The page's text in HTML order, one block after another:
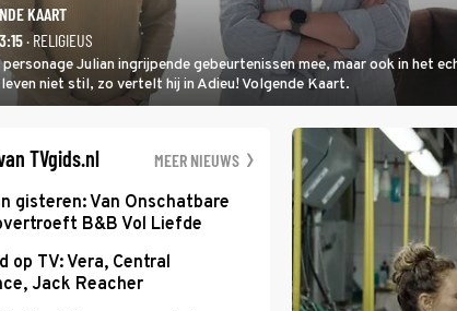
KAART
· RELIGIEUS
Julian ingrijpende gebeurtenissen mee, maar ook in het
niet stil, zo vertelt hij in Adieu! Volgende Kaart.
TVgids.nl MEER NIEUWS
gisteren: Van Onschatbare
B&B Vol Liefde
op TV: Vera, Central
Jack Reacher